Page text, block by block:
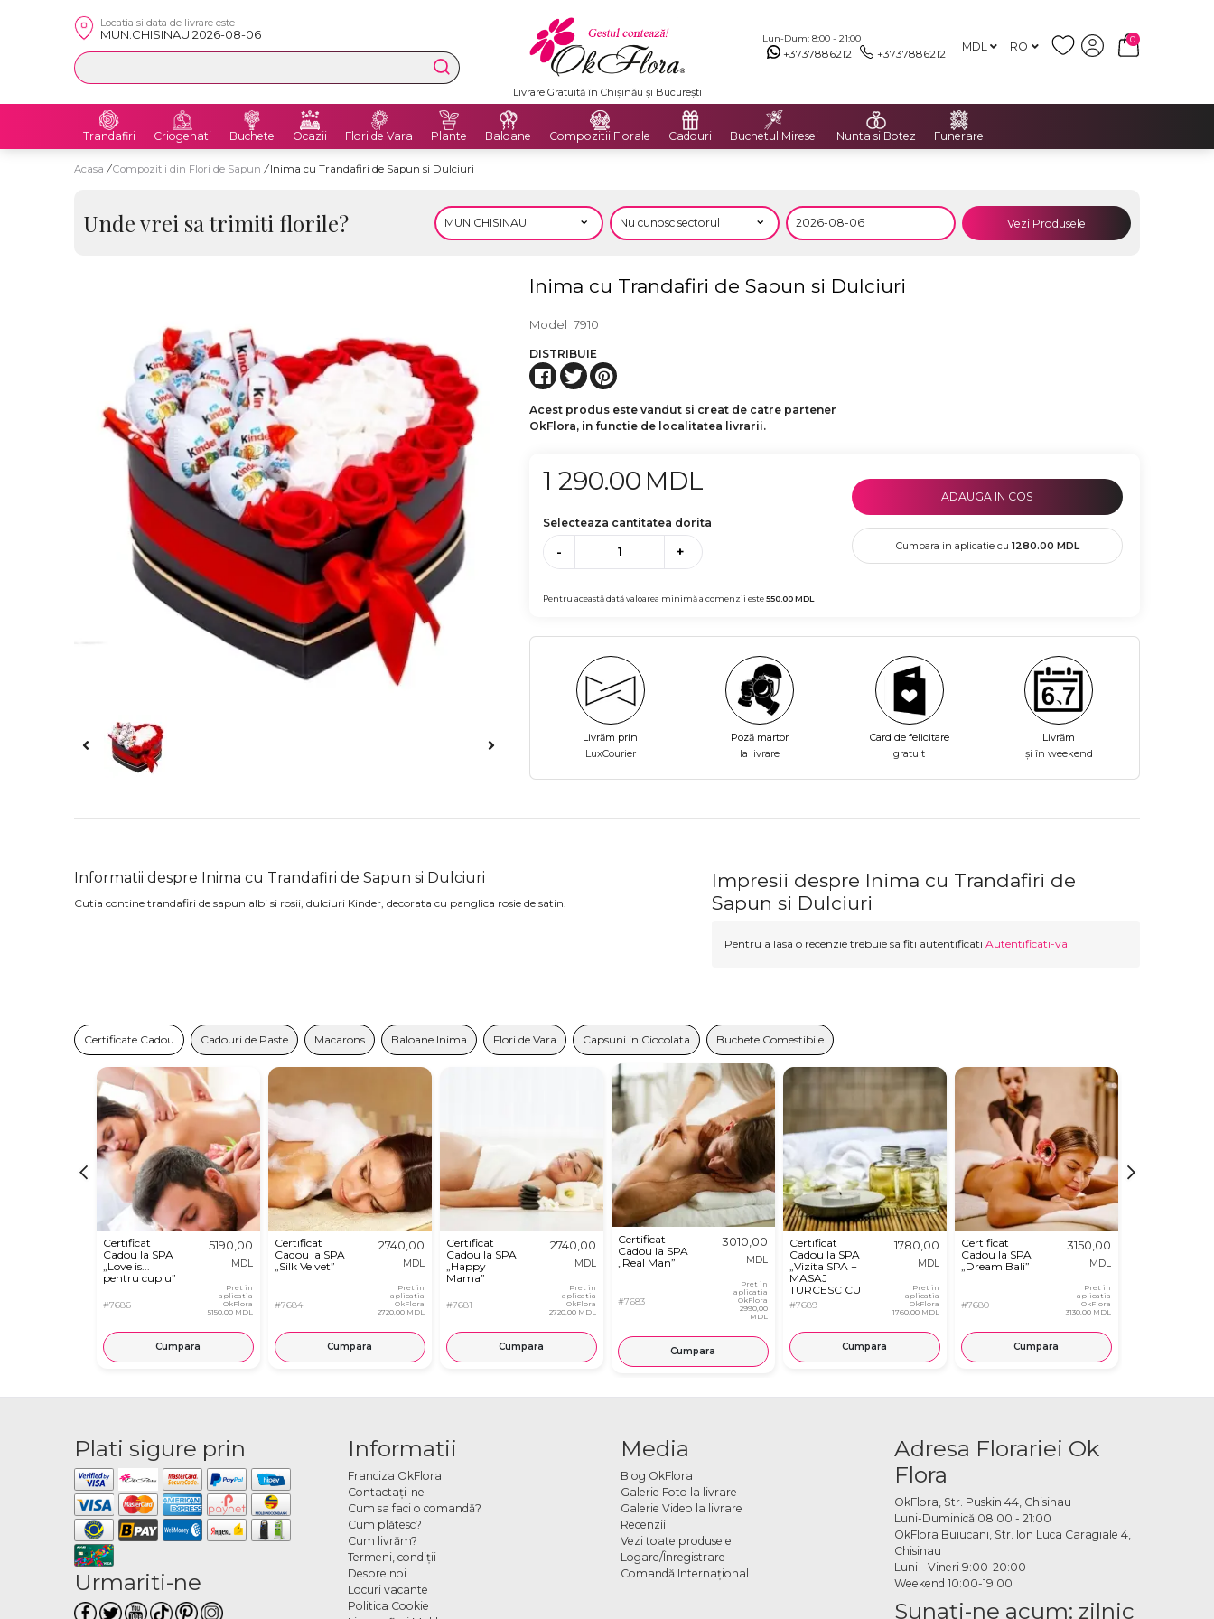
Locatia si data de livrare este
MUN.CHISINAU 2026-08-06 Lun-Dum: 8:00 - 21:00
+37378862121 +37378862121 MDL RO
0
Livrare Gratuită în Chișinău și București
Trandafiri Criogenati Buchete Ocazii Flori de Vara Plante Baloane Compozitii Florale Cadouri Buchetul Miresei Nunta si Botez Funerare
Acasa / Compozitii din Flori de Sapun / Inima cu Trandafiri de Sapun si Dulciuri
Unde vrei sa trimiti florile? Vezi Produsele
Inima cu Trandafiri de Sapun si Dulciuri
Model 7910
DISTRIBUIE
Acest produs este vandut si creat de catre partener
OkFlora, in functie de localitatea livrarii.
1 290.00 MDL
Selecteaza cantitatea dorita
- +
Pentru această dată valoarea minimă a comenzii este550.00MDL
ADAUGA IN COS
Cumpara in aplicatie cu 1280.00 MDL
Livrăm prin
LuxCourier
Poză martor
la livrare
Card de felicitare
gratuit
Livrăm
și în weekend
Informatii despre Inima cu Trandafiri de Sapun si Dulciuri
Cutia contine trandafiri de sapun albi si rosii, dulciuri Kinder, decorata cu panglica rosie de satin.
Impresii despre Inima cu Trandafiri de
Sapun si Dulciuri
Pentru a lasa o recenzie trebuie sa fiti autentificati Autentificati-va
Certificate Cadou Cadouri de Paste Macarons Baloane Inima Flori de Vara Capsuni in Ciocolata Buchete Comestibile
Certificat
Cadou la SPA
„Love is...
pentru cuplu”
#7686
5190,00
MDL
Pret in
aplicatia
OkFlora
5150,00 MDL
Cumpara
Certificat
Cadou la SPA
„Silk Velvet”
#7684
2740,00
MDL
Pret in
aplicatia
OkFlora
2720,00 MDL
Cumpara
Certificat
Cadou la SPA
„Happy
Mama”
#7681
2740,00
MDL
Pret in
aplicatia
OkFlora
2720,00 MDL
Cumpara
Certificat
Cadou la SPA
„Real Man”
#7683
3010,00
MDL
Pret in
aplicatia
OkFlora
2990,00
MDL
Cumpara
Certificat
Cadou la SPA
„Vizita SPA +
MASAJ
TURCESC CU
SPUMĂ ȘI
KESE”
#7689
1780,00
MDL
Pret in
aplicatia
OkFlora
1760,00 MDL
Cumpara
Certificat
Cadou la SPA
„Dream Bali”
#7680
3150,00
MDL
Pret in
aplicatia
OkFlora
3130,00 MDL
Cumpara
Plati sigure prin
Urmariti-ne
Informatii
Franciza OkFlora
Contactaţi-ne
Cum sa faci o comandă?
Cum plătesc?
Cum livrăm?
Termeni, condiţii
Despre noi
Locuri vacante
Politica Cookie
Media
Blog OkFlora
Galerie Foto la livrare
Galerie Video la livrare
Recenzii
Vezi toate produsele
Logare/Înregistrare
Comandă Internațional
Adresa Florariei Ok
Flora
OkFlora, Str. Puskin 44, Chisinau
Luni-Duminică 08:00 - 21:00
OkFlora Buiucani, Str. Ion Luca Caragiale 4,
Chisinau
Luni - Vineri 9:00-20:00
Weekend 10:00-19:00
Sunaţi-ne acum: zilnic